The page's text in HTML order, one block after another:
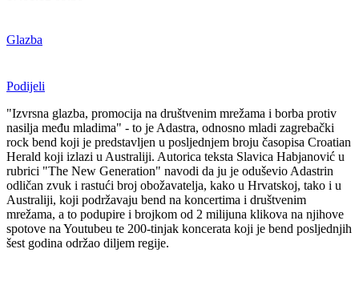
Glazba
Podijeli
"Izvrsna glazba, promocija na društvenim mrežama i borba protiv
nasilja među mladima" - to je Adastra, odnosno mladi zagrebački
rock bend koji je predstavljen u posljednjem broju časopisa Croatian
Herald koji izlazi u Australiji. Autorica teksta Slavica Habjanović u
rubrici "The New Generation" navodi da ju je oduševio Adastrin
odličan zvuk i rastući broj obožavatelja, kako u Hrvatskoj, tako i u
Australiji, koji podržavaju bend na koncertima i društvenim
mrežama, a to podupire i brojkom od 2 milijuna klikova na njihove
spotove na Youtubeu te 200-tinjak koncerata koji je bend posljednjih
šest godina održao diljem regije.